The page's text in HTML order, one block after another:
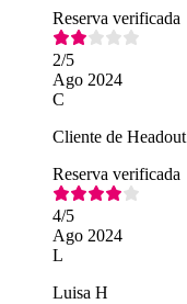
Reserva verificada
2/5
Ago 2024
C
Cliente de Headout
Reserva verificada
4/5
Ago 2024
L
Luisa H